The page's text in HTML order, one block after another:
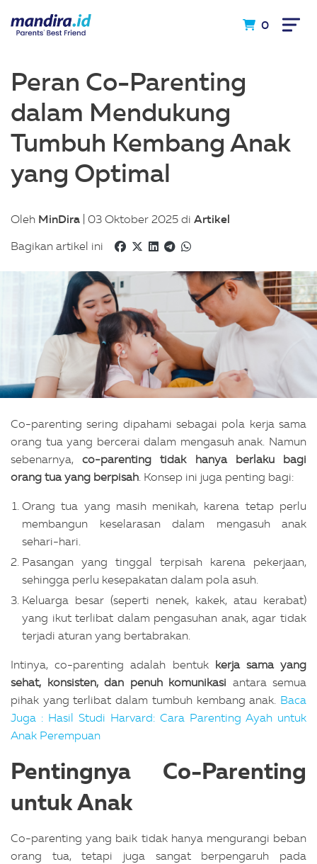
0
Peran Co-Parenting
dalam Mendukung
Tumbuh Kembang Anak
yang Optimal
Oleh MinDira | 03 Oktober 2025 di Artikel
Bagikan artikel ini
Co-parenting sering dipahami sebagai pola kerja sama
orang tua yang bercerai dalam mengasuh anak. Namun
sebenarnya,co-parenting tidak hanya berlaku bagi
orang tua yang berpisah. Konsep ini juga penting bagi:
Orang tua yang masih menikah, karena tetap perlu
membangun keselarasan dalam mengasuh anak
sehari-hari.
Pasangan yang tinggal terpisah karena pekerjaan,
sehingga perlu kesepakatan dalam pola asuh.
Keluarga besar (seperti nenek, kakek, atau kerabat)
yang ikut terlibat dalam pengasuhan anak, agar tidak
terjadi aturan yang bertabrakan.
Intinya, co-parenting adalah bentuk kerja sama yang
sehat, konsisten, dan penuh komunikasi antara semua
pihak yang terlibat dalam tumbuh kembang anak. Baca
Juga : Hasil Studi Harvard: Cara Parenting Ayah untuk
Anak Perempuan
Pentingnya Co-Parenting
untuk Anak
Co-parenting yang baik tidak hanya mengurangi beban
orang tua, tetapi juga sangat berpengaruh pada